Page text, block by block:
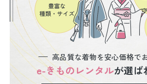
高品質な着物を安心価格で
e-きものレンタルが選ば